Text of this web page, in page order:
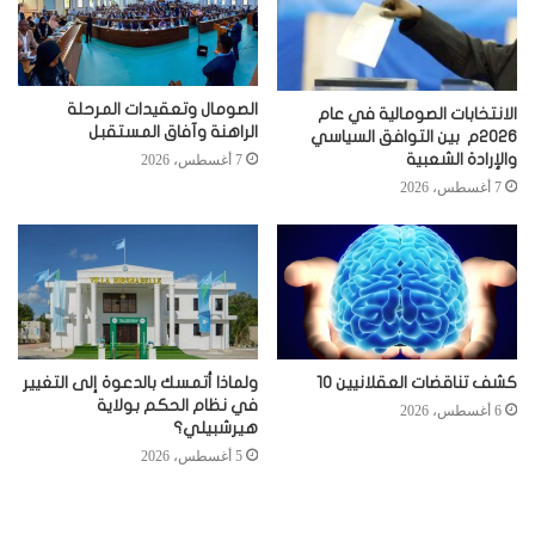
الانتخابات الصومالية في عام
2026م بين التوافق السياسي
والإرادة الشعبية
7 أغسطس، 2026
الصومال وتعقيدات المرحلة
الراهنة وآفاق المستقبل
7 أغسطس، 2026
كشف تناقضات العقلانيين 10
6 أغسطس، 2026
ولماذا أتمسك بالدعوة إلى التغيير
في نظام الحكم بولاية
هيرشبيلي؟
5 أغسطس، 2026